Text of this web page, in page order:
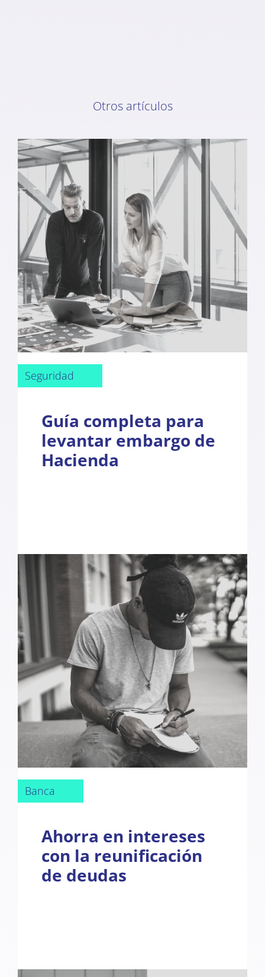
Otros artículos
Seguridad
Guía completa para
levantar embargo de
Hacienda
Banca
Ahorra en intereses
con la reunificación
de deudas